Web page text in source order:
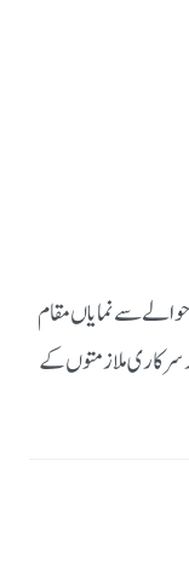
سے نمایاں مقام
سرکاری ملازمتوں کے